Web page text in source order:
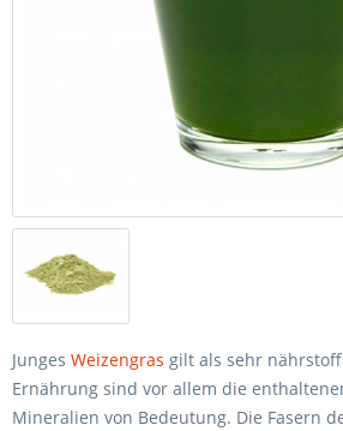
Junges Weizengras gilt als sehr
Ernährung sind vor allem die
Mineralien von Bedeutung. Die Fasern